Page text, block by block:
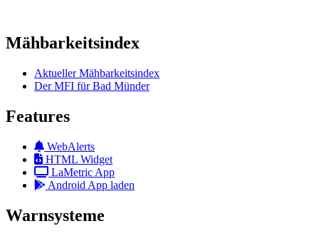
Mähbarkeitsindex
Aktueller Mähbarkeitsindex
Der MFI für Bad Münder
Features
WebAlerts
HTML Widget
LaMetric App
Android App laden
Warnsysteme